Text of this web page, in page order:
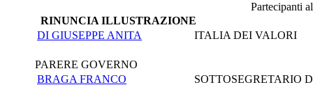
Partecipanti
RINUNCIA ILLUSTRAZIONE
DI GIUSEPPE ANITA
ITALIA DEI VALORI
PARERE GOVERNO
BRAGA FRANCO
SOTTOSEGRETARIO